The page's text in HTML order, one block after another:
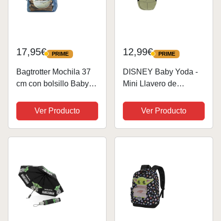
17,95€ PRIME
PRIME
Bagtrotter Mochila 37
cm con bolsillo Baby
Mandalorian Azul y
Beige
Ver Producto
12,99€ PRIME
PRIME
DISNEY Baby Yoda -
Mini Llavero de
Negro y Beige, Talla
única, Niño
Ver Producto